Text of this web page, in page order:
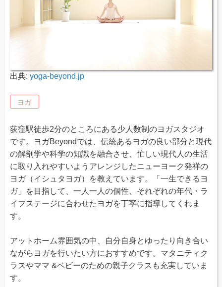
出典: yoga-beyond.jp
ヨガ
荻窪駅徒歩2分のところにある少人数制のヨガスタジオ
です。ヨガBeyondでは、伝統あるヨガの良い部分と現代
の解剖学や科学の知識を融合させ、忙しい現代人の生活
に取り入れやすいようアレンジしたニューヨーク発祥の
ヨガ（イシュタヨガ）を教えています。「一生できるヨ
ガ」を目指して、一人一人の個性、それぞれの年代・ラ
イフステージに合わせたヨガを丁寧に指導してくれま
す。
アットホーム雰囲気の中、自分自身とゆったり向き合い
ながらヨガを行いたい方におすすめです。マタニティク
ラスやママ &ベビーのための親子クラスも充実していま
す。